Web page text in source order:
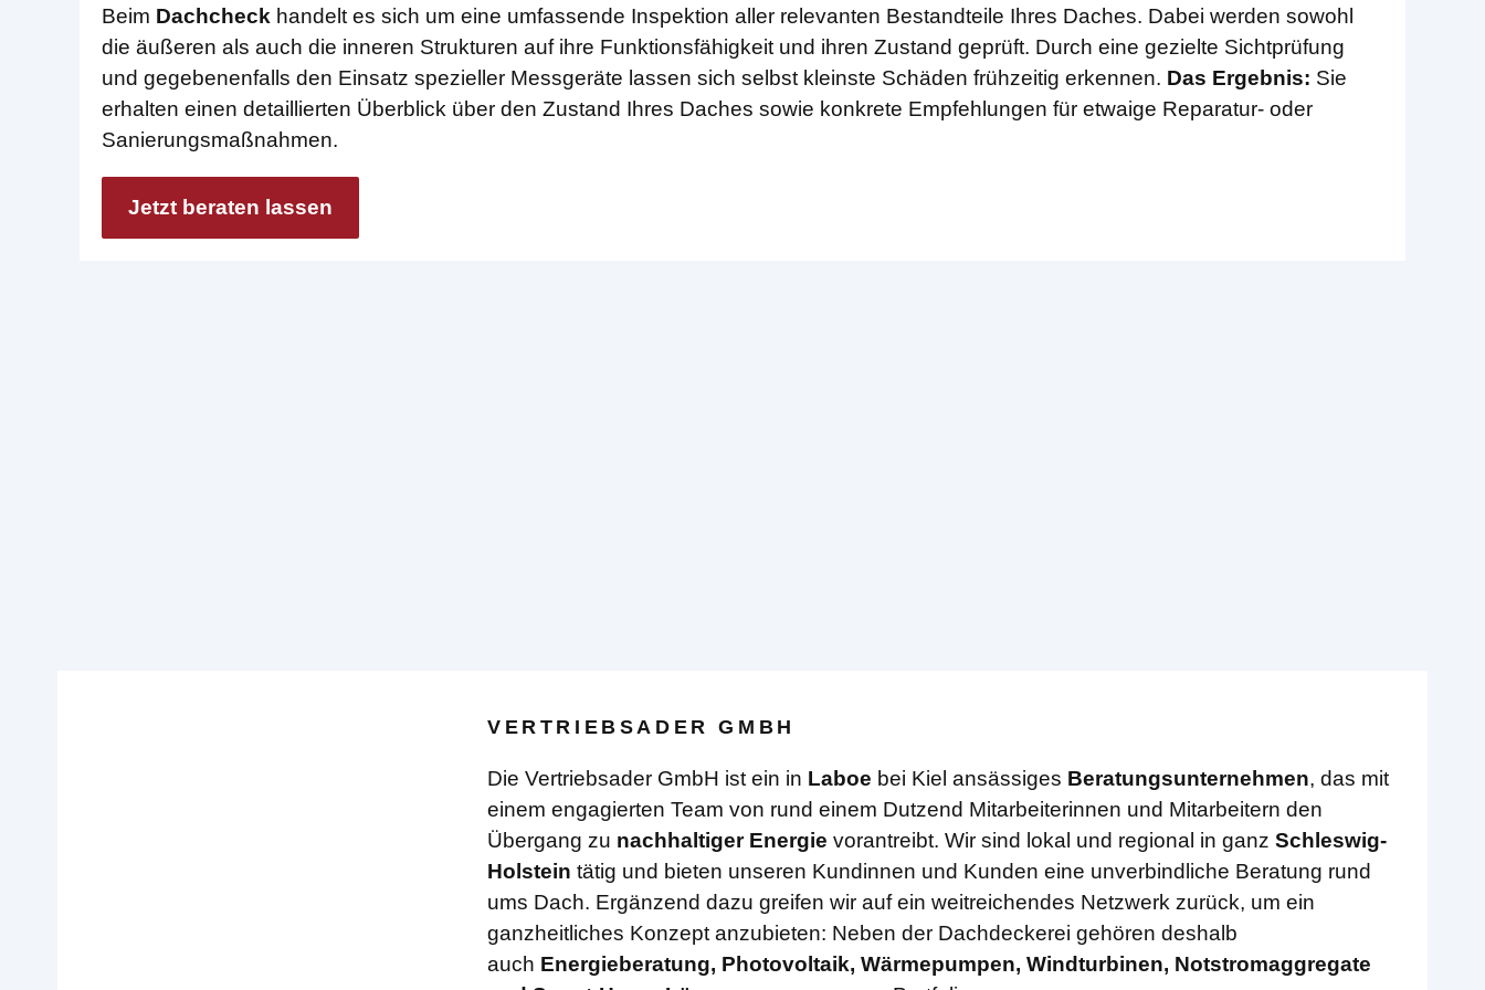
Beim Dachcheck handelt es sich um eine umfassende Inspektion aller relevanten Bestandteile Ihres Daches. Dabei werden sowohl
die äußeren als auch die inneren Strukturen auf ihre Funktionsfähigkeit und ihren Zustand geprüft. Durch eine gezielte Sichtprüfung
und gegebenenfalls den Einsatz spezieller Messgeräte lassen sich selbst kleinste Schäden frühzeitig erkennen. Das Ergebnis: Sie
erhalten einen detaillierten Überblick über den Zustand Ihres Daches sowie konkrete Empfehlungen für etwaige Reparatur- oder
Sanierungsmaßnahmen.
Jetzt beraten lassen
VERTRIEBSADER GMBH
Die Vertriebsader GmbH ist ein in Laboe bei Kiel ansässiges Beratungsunternehmen, das mit
einem engagierten Team von rund einem Dutzend Mitarbeiterinnen und Mitarbeitern den
Übergang zu nachhaltiger Energie vorantreibt. Wir sind lokal und regional in ganz Schleswig-
Holstein tätig und bieten unseren Kundinnen und Kunden eine unverbindliche Beratung rund
ums Dach. Ergänzend dazu greifen wir auf ein weitreichendes Netzwerk zurück, um ein
ganzheitliches Konzept anzubieten: Neben der Dachdeckerei gehören deshalb
auch Energieberatung, Photovoltaik, Wärmepumpen, Windturbinen, Notstromaggregate